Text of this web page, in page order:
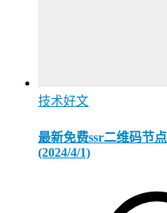
技术好文
最新免费ssr二维码节
(2024/4/1)